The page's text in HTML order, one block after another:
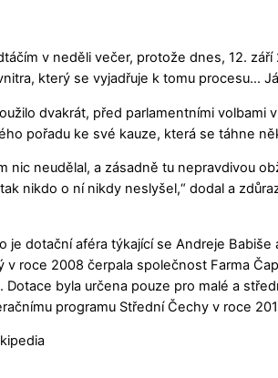
v neděli večer, protože dnes, 12.
který se vyjadřuje k tomu procesu…
dvakrát, před parlamentními volbami
pořadu ke své kauze, která se táhne
nic neudělal, a zásadně tu nepravdivou
nikdo o ní nikdy neslyšel,“ dodal a
je dotační aféra týkající se Andreje
v roce 2008 čerpala společnost Farma
Dotace byla určena pouze pro malé a
programu Střední Čechy v roce